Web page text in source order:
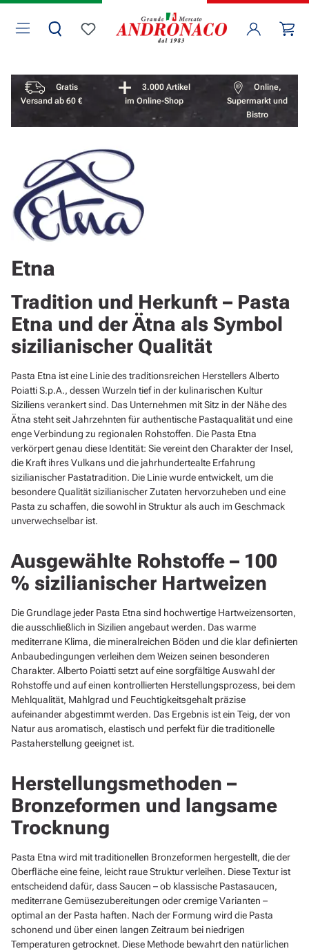
Zum Hauptinhalt springen
Du hast 0 Produkte auf dem Merkzettel
Vorteile überspringen
Gratis
Versand ab 60 €
3.000 Artikel
im Online-Shop
Online,
Supermarkt und
Bistro
Etna
Tradition und Herkunft – Pasta
Etna und der Ätna als Symbol
sizilianischer Qualität
Pasta Etna ist eine Linie des traditionsreichen Herstellers Alberto
Poiatti S.p.A., dessen Wurzeln tief in der kulinarischen Kultur
Siziliens verankert sind. Das Unternehmen mit Sitz in der Nähe des
Ätna steht seit Jahrzehnten für authentische Pastaqualität und eine
enge Verbindung zu regionalen Rohstoffen. Die Pasta Etna
verkörpert genau diese Identität: Sie vereint den Charakter der Insel,
die Kraft ihres Vulkans und die jahrhundertealte Erfahrung
sizilianischer Pastatradition. Die Linie wurde entwickelt, um die
besondere Qualität sizilianischer Zutaten hervorzuheben und eine
Pasta zu schaffen, die sowohl in Struktur als auch im Geschmack
unverwechselbar ist.
Ausgewählte Rohstoffe – 100
% sizilianischer Hartweizen
Die Grundlage jeder Pasta Etna sind hochwertige Hartweizensorten,
die ausschließlich in Sizilien angebaut werden. Das warme
mediterrane Klima, die mineralreichen Böden und die klar definierten
Anbaubedingungen verleihen dem Weizen seinen besonderen
Charakter. Alberto Poiatti setzt auf eine sorgfältige Auswahl der
Rohstoffe und auf einen kontrollierten Herstellungsprozess, bei dem
Mehlqualität, Mahlgrad und Feuchtigkeitsgehalt präzise
aufeinander abgestimmt werden. Das Ergebnis ist ein Teig, der von
Natur aus aromatisch, elastisch und perfekt für die traditionelle
Pastaherstellung geeignet ist.
Herstellungsmethoden –
Bronzeformen und langsame
Trocknung
Pasta Etna wird mit traditionellen Bronzeformen hergestellt, die der
Oberfläche eine feine, leicht raue Struktur verleihen. Diese Textur ist
entscheidend dafür, dass Saucen – ob klassische Pastasaucen,
mediterrane Gemüsezubereitungen oder cremige Varianten –
optimal an der Pasta haften. Nach der Formung wird die Pasta
schonend und über einen langen Zeitraum bei niedrigen
Temperaturen getrocknet. Diese Methode bewahrt den natürlichen